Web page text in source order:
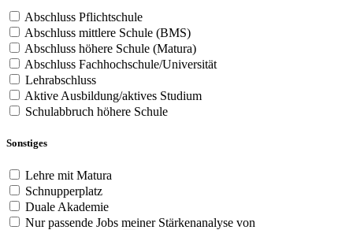
Abschluss Pflichtschule
Abschluss mittlere Schule (BMS)
Abschluss höhere Schule (Matura)
Abschluss Fachhochschule/Universität
Lehrabschluss
Aktive Ausbildung/aktives Studium
Schulabbruch höhere Schule
Sonstiges
Lehre mit Matura
Schnupperplatz
Duale Akademie
Nur passende Jobs meiner Stärkenanalyse von